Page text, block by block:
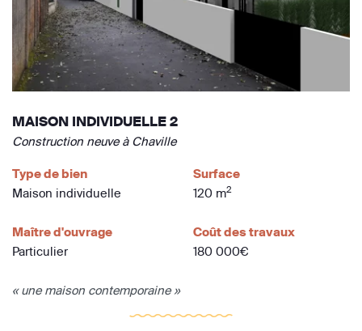
MAISON INDIVIDUELLE 2
Construction neuve à Chaville
Type de bien
Maison individuelle
Surface
120 m2
Maître d'ouvrage
Particulier
Coût des travaux
180 000€
« une maison contemporaine »